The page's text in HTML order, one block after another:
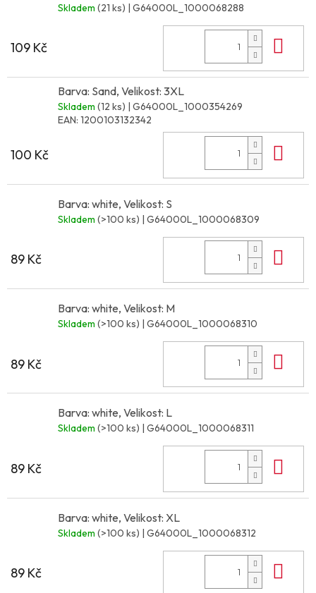
Skladem (21 ks) | G64000L_1000068288
109 Kč
Barva: Sand, Velikost: 3XL
Skladem (12 ks) | G64000L_1000354269
EAN: 1200103132342
100 Kč
Barva: white, Velikost: S
Skladem (>100 ks) | G64000L_1000068309
89 Kč
Barva: white, Velikost: M
Skladem (>100 ks) | G64000L_1000068310
89 Kč
Barva: white, Velikost: L
Skladem (>100 ks) | G64000L_1000068311
89 Kč
Barva: white, Velikost: XL
Skladem (>100 ks) | G64000L_1000068312
89 Kč